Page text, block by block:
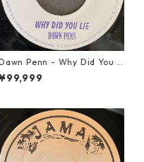
Penn - Why Did You Li
e【7-21938】
¥99,999